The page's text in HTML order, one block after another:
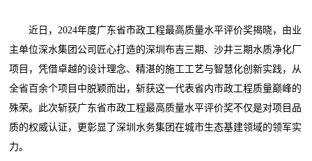
近日，2024年度广东省市政工程最高质量水平评价奖揭晓，由业
主单位深水集团公司匠心打造的深圳布吉三期、沙井三期水质净化厂
项目，凭借卓越的设计理念、精湛的施工工艺与智慧化创新实践，从
全省百余个项目中脱颖而出，斩获这一代表省内市政工程质量巅峰的
殊荣。此次斩获广东省市政工程最高质量水平评价奖不仅是对项目品
质的权威认证，更彰显了深圳水务集团在城市生态基建领域的领军实
力。